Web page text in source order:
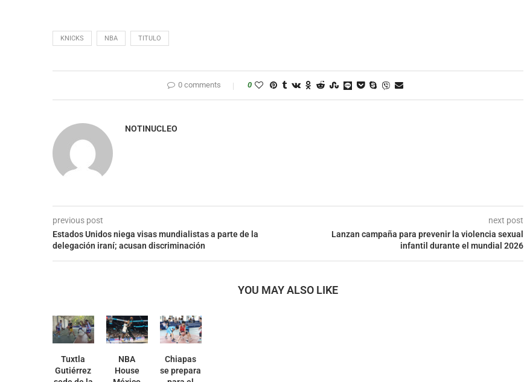
KNICKS NBA TITULO
0 comments 0
NOTINUCLEO
previous post
Estados Unidos niega visas mundialistas a parte de la
delegación iraní; acusan discriminación
next post
Lanzan campaña para prevenir la violencia sexual
infantil durante el mundial 2026
YOU MAY ALSO LIKE
Tuxtla
Gutiérrez
NBA
House
Chiapas
se prepara